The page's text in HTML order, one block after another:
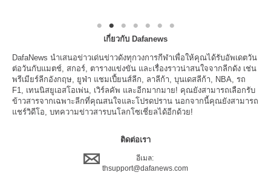
เกี่ยวกับ Dafanews
DafaNews นำเสนอข่าวเด่นข่าวดังทุกวงการกีฬาเพื่อให้คุณได้รับอัพเดตวัน
ต่อวันกับแมตช์, สกอร์, ตารางแข่งขัน และเรื่องราวน่าสนใจจากลีกดัง เช่น
พรีเมียร์ลีกอังกฤษ, ยูฟ่า แชมเปี้ยนส์ลีก, ลาลีก้า, บุนเดสลีก้า, NBA, รถ
F1, เทนนิสยูเอสโอเพ่น, เวิร์ลคัพ และอีกมากมาย! คุณยังสามารถเลือกรับ
ข้าวสารจากเฉพาะลีกที่คุณสนใจและโปรดปราน นอกจากนี้คุณยังสามารถ
แชร์วิดีโอ, บทความข่าวสารบนโลกโซเชี่ยลได้อีกด้วย!
ติดต่อเรา
อีเมล:
thsupport@dafanews.com